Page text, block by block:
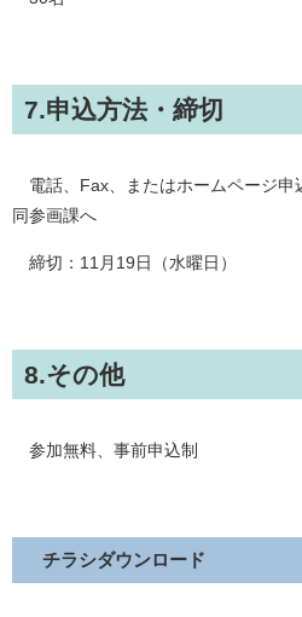
7.申込方法・締切
電話、Fax、またはホームページ申
同参画課へ
締切：11月19日（水曜日）
8.その他
参加無料、事前申込制
チラシダウンロード